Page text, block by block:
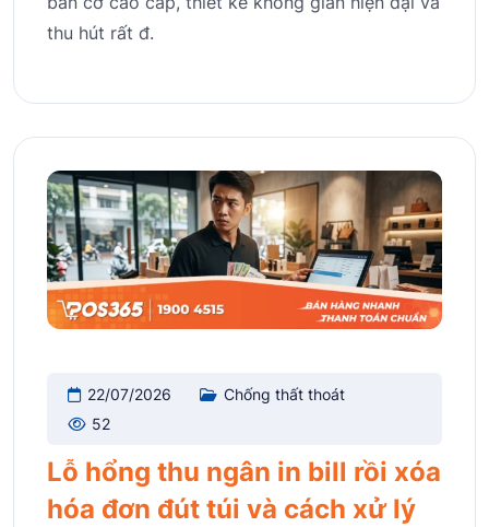
thu hút rất đ.
22/07/2026
Chống thất thoát
52
Lỗ hổng thu ngân in bill rồi xóa
hóa đơn đút túi và cách xử lý